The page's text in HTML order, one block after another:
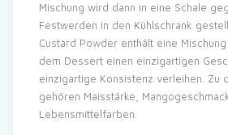
Mischung wird dann in eine Schale
Festwerden in den Kühlschrank
Custard Powder enthält eine
dem Dessert einen einzigartigen
einzigartige Konsistenz verleihen. Zu
gehören Maisstärke,
Lebensmittelfarben.